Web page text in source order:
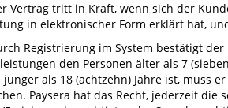
Vertrag tritt in Kraft, wenn sich der
in elektronischer Form erklärt hat,
Registrierung im System bestätigt
den Personen älter als 7
jünger als 18 (achtzehn) Jahre ist, muss
Paysera hat das Recht, jederzeit